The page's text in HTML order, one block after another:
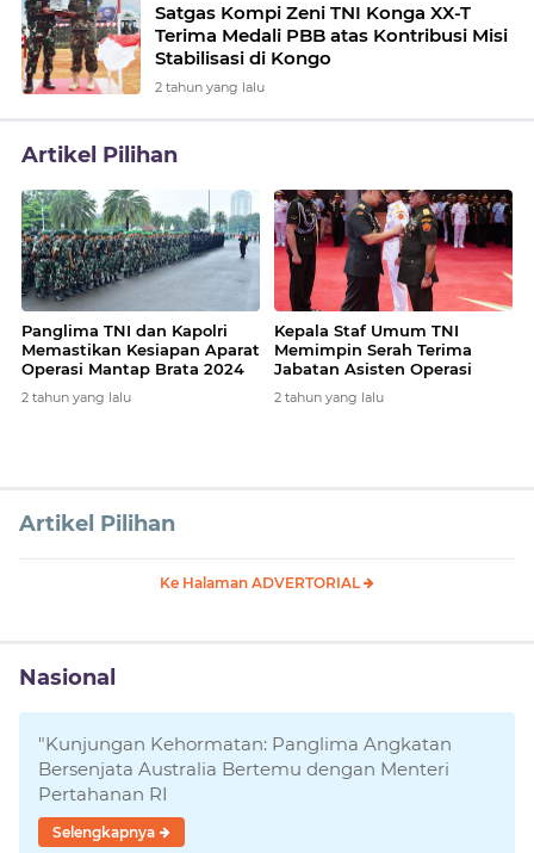
Satgas Kompi Zeni TNI Konga XX-T
Terima Medali PBB atas Kontribusi Misi
Stabilisasi di Kongo
2 tahun yang lalu
Artikel Pilihan
Panglima TNI dan Kapolri
Memastikan Kesiapan Aparat
Operasi Mantap Brata 2024
2 tahun yang lalu
Kepala Staf Umum TNI
Memimpin Serah Terima
Jabatan Asisten Operasi
2 tahun yang lalu
More
News
Artikel Pilihan
Ke Halaman ADVERTORIAL
Nasional
"Kunjungan Kehormatan: Panglima Angkatan
Bersenjata Australia Bertemu dengan Menteri
Pertahanan RI
Selengkapnya